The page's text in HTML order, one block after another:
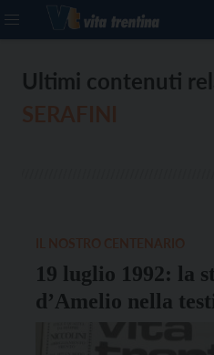
Ultimi contenuti
19 luglio 1992: la
d’Amelio nella